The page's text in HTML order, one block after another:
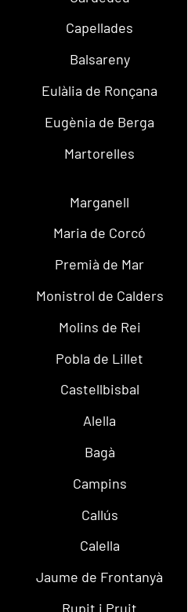
Capellades
Balsareny
Eulàlia de Ronçana
Eugènia de Berga
Martorelles
Marganell
Maria de Corcó
Premià de Mar
Monistrol de Calders
Molins de Rei
Pobla de Lillet
Castellbisbal
Alella
Bagà
Campins
Callús
Calella
Jaume de Frontanyà
Rupit i Pruit